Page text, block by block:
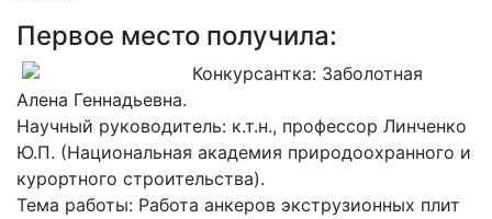
Первое место получила:
Конкурсантка: Заболотная
Алена Геннадьевна.
Научный руководитель: к.т.н., профессор Линченко
Ю.П. (Национальная академия природоохранного и
курортного строительства).
Тема работы: Работа анкеров экструзионных плит